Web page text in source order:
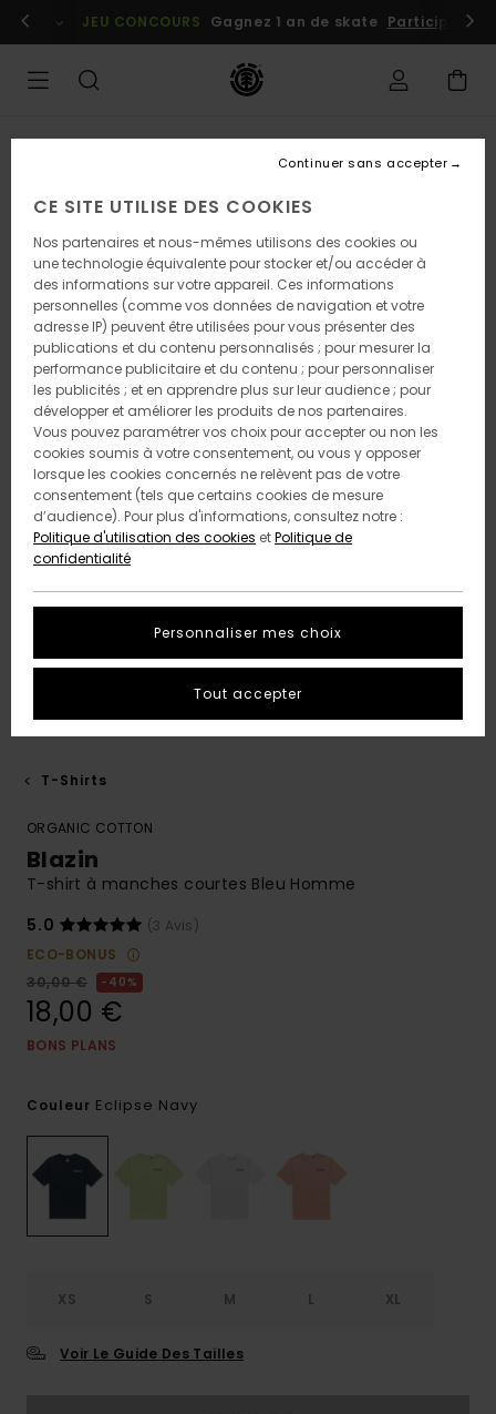
l'information
Se connecter / s'inscrire
JEU CONCOURS Gagnez 1 an de skate Participez
T-Shirts
ORGANIC COTTON
Blazin
T-shirt à manches courtes Bleu Homme
5.0
(3 Avis)
ECO-BONUS
30,00 €
40%
18,00 €
BONS PLANS
Couleur Eclipse Navy
XS S M L XL
Voir Le Guide Des Tailles
CE SITE UTILISE DES COOKIES
Nos partenaires et nous-mêmes utilisons des cookies ou
une technologie équivalente pour stocker et/ou accéder à
des informations sur votre appareil. Ces informations
personnelles (comme vos données de navigation et votre
adresse IP) peuvent être utilisées pour vous présenter des
publications et du contenu personnalisés ; pour mesurer la
performance publicitaire et du contenu ; pour personnaliser
les publicités ; et en apprendre plus sur leur audience ; pour
développer et améliorer les produits de nos partenaires.
Vous pouvez paramétrer vos choix pour accepter ou non les
cookies soumis à votre consentement, ou vous y opposer
lorsque les cookies concernés ne relèvent pas de votre
consentement (tels que certains cookies de mesure
d’audience). Pour plus d'informations, consultez notre :
Politique d'utilisation des cookies etPolitique de
confidentialité
Personnaliser mes choix
Continuer sans accepter
Tout accepter